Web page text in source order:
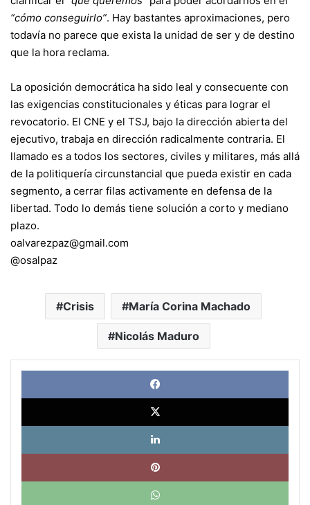
“cómo conseguirlo”. Hay bastantes aproximaciones, pero
todavía no parece que exista la unidad de ser y de destino
que la hora reclama.
La oposición democrática ha sido leal y consecuente con
las exigencias constitucionales y éticas para lograr el
revocatorio. El CNE y el TSJ, bajo la dirección abierta del
ejecutivo, trabaja en dirección radicalmente contraria. El
llamado es a todos los sectores, civiles y militares, más allá
de la politiquería circunstancial que pueda existir en cada
segmento, a cerrar filas activamente en defensa de la
libertad. Todo lo demás tiene solución a corto y mediano
plazo.
oalvarezpaz@gmail.com
@osalpaz
Crisis María Corina Machado
Nicolás Maduro
X